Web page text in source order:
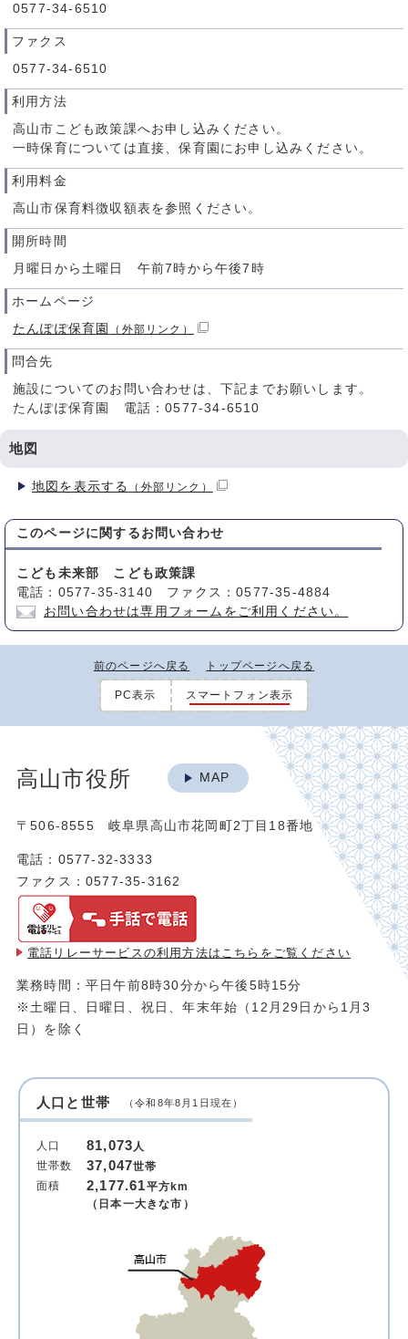
0577-34-6510
ファクス
0577-34-6510
利用方法
高山市こども政策課へお申し込みください。
一時保育については直接、保育園にお申し込みください。
利用料金
高山市保育料徴収額表を参照ください。
開所時間
月曜日から土曜日 午前7時から午後7時
ホームページ
たんぽぽ保育園
（外部リンク）
問合先
施設についてのお問い合わせは、下記までお願いします。
たんぽぽ保育園 電話：0577-34-6510
地図
地図を表示する （外部リンク）
このページに関する お問い合わせ
こども未来部 こども政策課
電話：0577-35-3140 ファクス：0577-35-4884
お問い合わせは専用フォームをご利用ください。
前のページへ戻る トップページへ戻る
PC表示 スマートフォン表示
高山市役所 MAP
〒506-8555 岐阜県高山市花岡町2丁目18番地
電話：0577-32-3333
ファクス：0577-35-3162
電話リレーサービスの利用方法は こちらをご覧ください
業務時間：平日午前8時30分から午後5時15分
※土曜日、日曜日、祝日、年末年始（12月29日から1月3
日）を除く
人口と世帯 （令和8年8月1日現在）
人口 81,073 人
世帯数
37,047世帯
面積
2,177.61平方km
（日本一大きな市）